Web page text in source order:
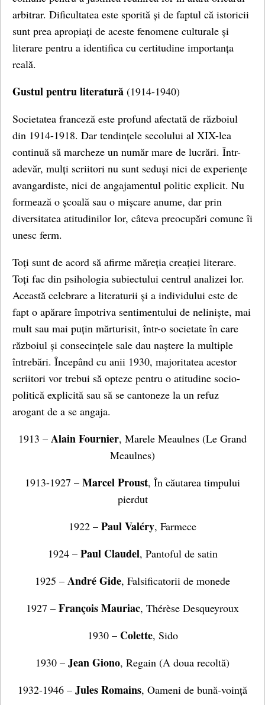
arbitrar. Dificultatea este sporită și de faptul că istoricii
sunt prea apropiați de aceste fenomene culturale și
literare pentru a identifica cu certitudine importanța
reală.
Gustul pentru literatură (1914-1940)
Societatea franceză este profund afectată de războiul
din 1914-1918. Dar tendințele secolului al XIX-lea
continuă să marcheze un număr mare de lucrări. Într-
adevăr, mulți scriitori nu sunt seduși nici de experiențe
avangardiste, nici de angajamentul politic explicit. Nu
formează o școală sau o mișcare anume, dar prin
diversitatea atitudinilor lor, câteva preocupări comune îi
unesc ferm.
Toți sunt de acord să afirme măreția creației literare.
Toți fac din psihologia subiectului centrul analizei lor.
Această celebrare a literaturii și a individului este de
fapt o apărare împotriva sentimentului de neliniște, mai
mult sau mai puțin mărturisit, într-o societate în care
războiul și consecințele sale dau naștere la multiple
întrebări. Începând cu anii 1930, majoritatea acestor
scriitori vor trebui să opteze pentru o atitudine socio-
politică explicită sau să se cantoneze la un refuz
arogant de a se angaja.
1913 – Alain Fournier, Marele Meaulnes (Le Grand
Meaulnes)
1913-1927 – Marcel Proust, În căutarea timpului
pierdut
1922 – Paul Valéry, Farmece
1924 – Paul Claudel, Pantoful de satin
1925 – André Gide, Falsificatorii de monede
1927 – François Mauriac, Thérèse Desqueyroux
1930 – Colette, Sido
1930 – Jean Giono, Regain (A doua recoltă)
1932-1946 – Jules Romains, Oameni de bună-voință